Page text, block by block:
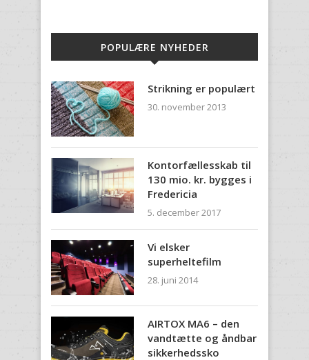
POPULÆRE NYHEDER
Strikning er populært
30. november 2013
Kontorfællesskab til
130 mio. kr. bygges i
Fredericia
5. december 2017
Vi elsker
superheltefilm
28. juni 2014
AIRTOX MA6 – den
vandtætte og åndbar
sikkerhedssko